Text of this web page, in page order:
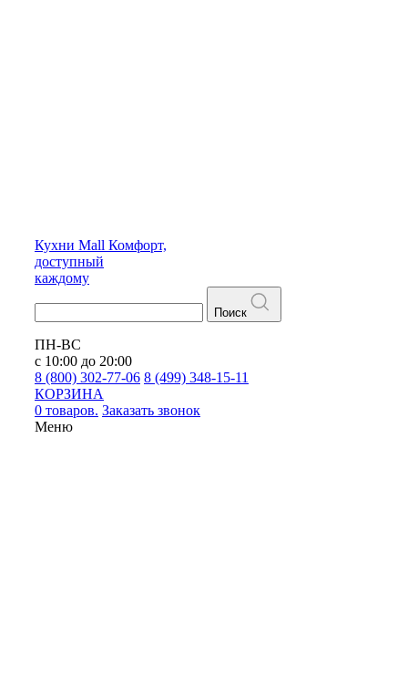
Кухни Mall Комфорт,
доступный
каждому
Поиск
ПН-ВС
с 10:00 до 20:00
8 (800) 302-77-06 8 (499) 348-15-11
КОРЗИНА
0 товаров. Заказать звонок
Меню